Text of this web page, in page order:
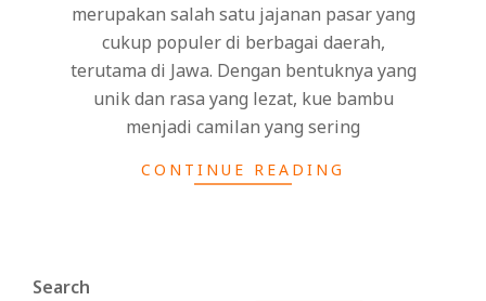
merupakan salah satu jajanan pasar yang
cukup populer di berbagai daerah,
terutama di Jawa. Dengan bentuknya yang
unik dan rasa yang lezat, kue bambu
menjadi camilan yang sering
CONTINUE READING
Search